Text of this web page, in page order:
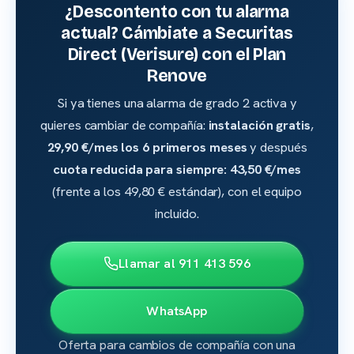
¿Descontento con tu alarma
actual? Cámbiate a Securitas
Direct (Verisure) con el Plan
Renove
Si ya tienes una alarma de grado 2 activa y
quieres cambiar de compañía: instalación gratis,
29,90 €/mes los 6 primeros mesesy después
cuota reducida para siempre: 43,50 €/mes
(frente a los 49,80 € estándar), con el equipo
incluido.
Llamar al 911 413 596
WhatsApp
Oferta para cambios de compañía con una